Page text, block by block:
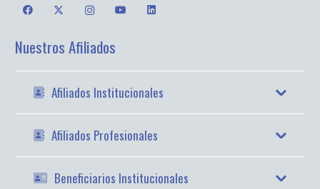
Nuestros Afiliados
Afiliados Institucionales
Afiliados Profesionales
Beneficiarios Institucionales